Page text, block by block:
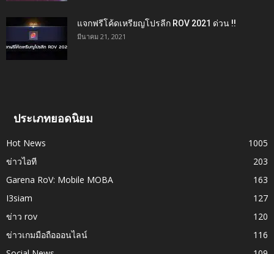
แจกฟรีโค้ดเหรียญโปรลีก ROV 2021 ด่วน !!
มีนาคม 21, 2021
ประเภทยอดนิยม
Hot News
1005
ข่าวไอที
203
Garena RoV: Mobile MOBA
163
I3siam
127
ข่าว rov
120
ข่าวเกมมือถือออนไลน์
116